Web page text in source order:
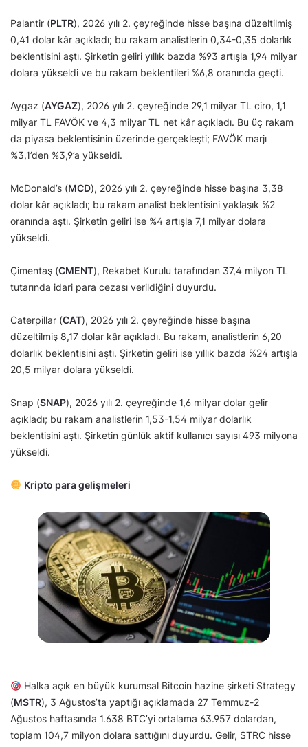
Palantir (PLTR), 2026 yılı 2. çeyreğinde hisse başına düzeltilmiş
0,41 dolar kâr açıkladı; bu rakam analistlerin 0,34-0,35 dolarlık
beklentisini aştı. Şirketin geliri yıllık bazda %93 artışla 1,94 milyar
dolara yükseldi ve bu rakam beklentileri %6,8 oranında geçti.
Aygaz (AYGAZ), 2026 yılı 2. çeyreğinde 29,1 milyar TL ciro, 1,1
milyar TL FAVÖK ve 4,3 milyar TL net kâr açıkladı. Bu üç rakam
da piyasa beklentisinin üzerinde gerçekleşti; FAVÖK marjı
%3,1’den %3,9’a yükseldi.
McDonald’s (MCD), 2026 yılı 2. çeyreğinde hisse başına 3,38
dolar kâr açıkladı; bu rakam analist beklentisini yaklaşık %2
oranında aştı. Şirketin geliri ise %4 artışla 7,1 milyar dolara
yükseldi.
Çimentaş (CMENT), Rekabet Kurulu tarafından 37,4 milyon TL
tutarında idari para cezası verildiğini duyurdu.
Caterpillar (CAT), 2026 yılı 2. çeyreğinde hisse başına
düzeltilmiş 8,17 dolar kâr açıkladı. Bu rakam, analistlerin 6,20
dolarlık beklentisini aştı. Şirketin geliri ise yıllık bazda %24 artışla
20,5 milyar dolara yükseldi.
Snap (SNAP), 2026 yılı 2. çeyreğinde 1,6 milyar dolar gelir
açıkladı; bu rakam analistlerin 1,53-1,54 milyar dolarlık
beklentisini aştı. Şirketin günlük aktif kullanıcı sayısı 493 milyona
yükseldi.
Kripto para gelişmeleri
Halka açık en büyük kurumsal Bitcoin hazine şirketi Strategy
(MSTR), 3 Ağustos’ta yaptığı açıklamada 27 Temmuz-2
Ağustos haftasında 1.638 BTC’yi ortalama 63.957 dolardan,
toplam 104,7 milyon dolara sattığını duyurdu. Gelir, STRC hisse